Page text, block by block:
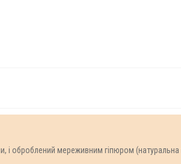
і оброблений мереживним гіпюром